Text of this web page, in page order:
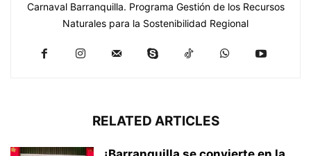
Carnaval Barranquilla. Programa Gestión de los Recursos
Naturales para la Sostenibilidad Regional
RELATED ARTICLES